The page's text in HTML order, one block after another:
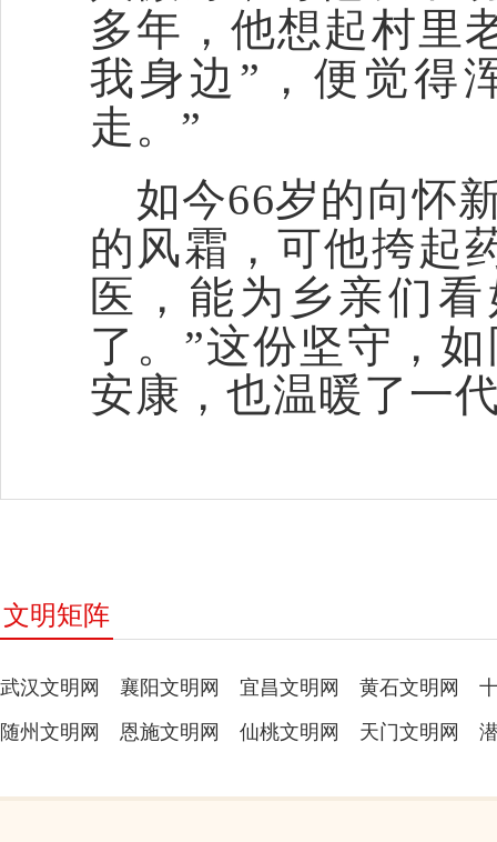
多年，他想起村里
我身边”，便觉得
走。”
如今66岁的向怀
的风霜，可他挎起
医，能为乡亲们
了。”这份坚守，
安康，也温暖了一
文明矩阵
武汉文明网 襄阳文明网 宜昌文明网 黄石文明网
随州文明网
恩施文明网 仙桃文明网 天门文明网